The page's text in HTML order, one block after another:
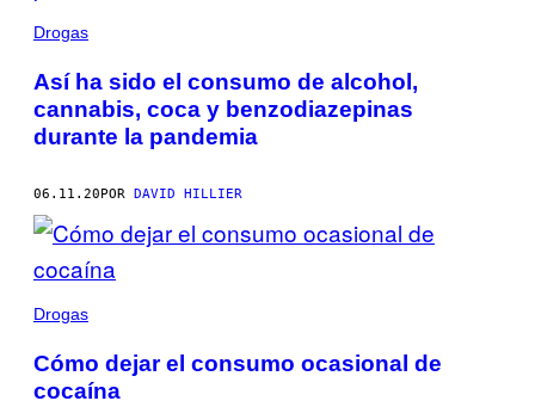
Drogas
Así ha sido el consumo de alcohol,
cannabis, coca y benzodiazepinas
durante la pandemia
06.11.20POR DAVID HILLIER
Drogas
Cómo dejar el consumo ocasional de
cocaína